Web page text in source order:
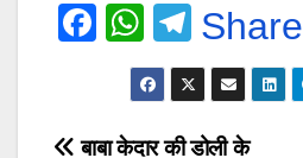
F
e
W
h
at
s
T
el
e
gr
Share
बाबा केदार की डोली के